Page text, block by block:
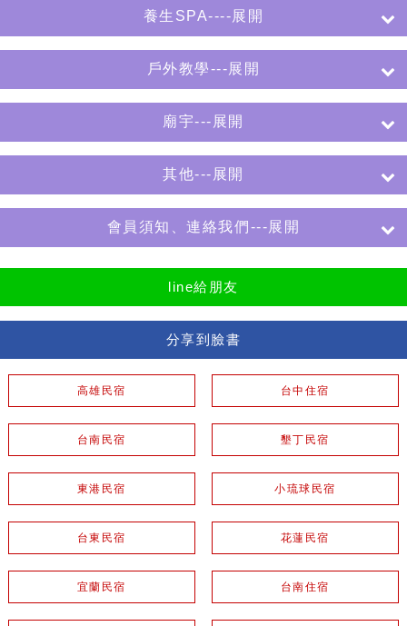
養生SPA----展開
戶外教學---展開
廟宇---展開
其他---展開
會員須知、連絡我們---展開
line給朋友
分享到臉書
高雄民宿 台中住宿
台南民宿 墾丁民宿
東港民宿 小琉球民宿
台東民宿 花蓮民宿
宜蘭民宿 台南住宿